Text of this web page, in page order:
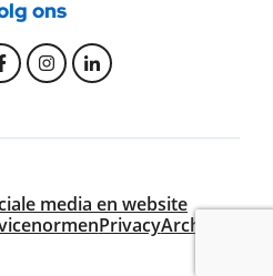
ons
onze Twitter pagina
Bekijk onze Facebook
Bekijk onze Instagram
Bekijk onze
media en website
PrivacyArchief